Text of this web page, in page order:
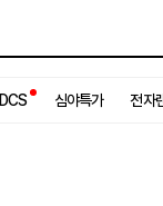
DCS 심야특가 전자